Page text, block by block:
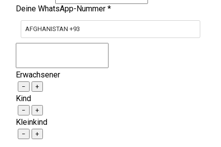
Deine WhatsApp-Nummer *
AFGHANISTAN +93
Erwachsener
− +
Kind
− +
Kleinkind
− +